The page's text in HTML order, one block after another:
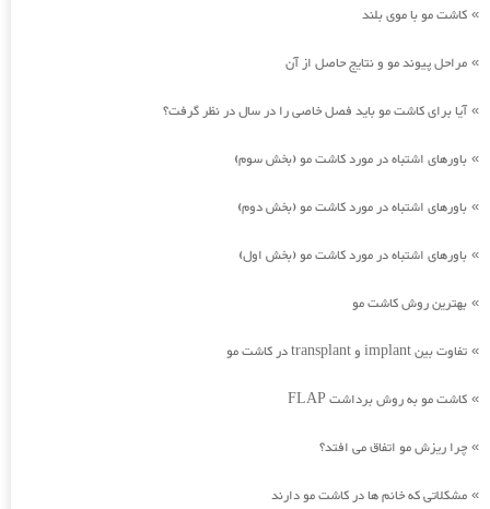
» کاشت مو با موی بلند
» مراحل پیوند مو و نتایج حاصل از آن
»آیا برای کاشت مو باید فصل خاصی را در سال در نظر گرفت؟
» باورهای اشتباه در مورد کاشت مو (بخش سوم)
» باورهای اشتباه در مورد کاشت مو (بخش دوم)
» باورهای اشتباه در مورد کاشت مو (بخش اول)
» بهترین روش کاشت مو
» تفاوت بین implant و transplant در کاشت مو
» کاشت مو به روش برداشت FLAP
» چرا ریزش مو اتفاق می افتد؟
» مشکلاتی که خانم ها در کاشت مو دارند